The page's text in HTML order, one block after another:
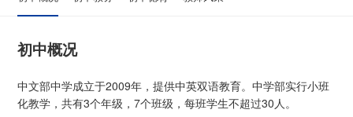
初中概况
中文部中学成立于2009年，提供中英双语教育。中学部实行小班
化教学，共有3个年级，7个班级，每班学生不超过30人。